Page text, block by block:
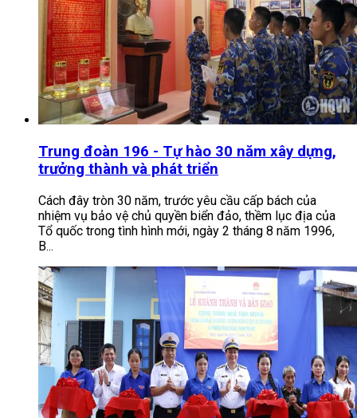
Trung đoàn 196 - Tự hào 30 năm xây dựng,
trưởng thành và phát triển
Cách đây tròn 30 năm, trước yêu cầu cấp bách của
nhiệm vụ bảo vệ chủ quyền biển đảo, thềm lục địa của
Tổ quốc trong tình hình mới, ngày 2 tháng 8 năm 1996,
B...